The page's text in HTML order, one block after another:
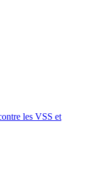
les VSS et